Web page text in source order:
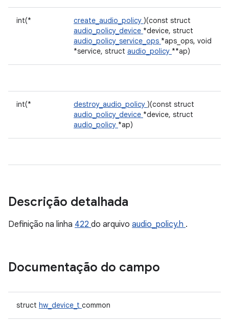
int(* create_audio_policy )(const struct
audio_policy_device *device, struct
audio_policy_service_ops *aps_ops, void
*service, struct audio_policy **ap)
int(* destroy_audio_policy )(const struct
audio_policy_device *device, struct
audio_policy *ap)
Descrição detalhada
Definição na linha 422 do arquivo audio_policy.h .
Documentação do campo
struct hw_device_t common